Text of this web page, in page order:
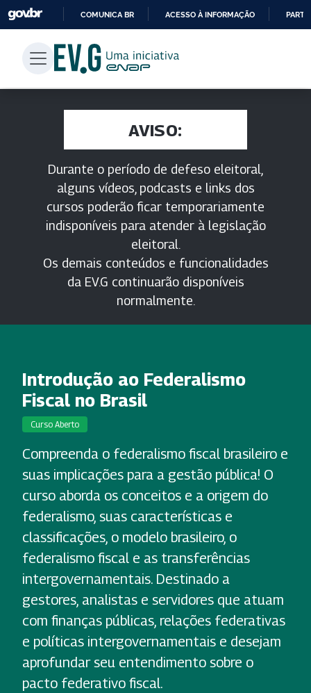
PARA
CONTEÚDO
COMUNICA BR ACESSO À INFORMAÇÃO
AVISO:
Durante o período de defeso eleitoral,
alguns vídeos, podcasts e links dos
cursos poderão ficar temporariamente
indisponíveis para atender à legislação
eleitoral.
Os demais conteúdos e funcionalidades
da EV.G continuarão disponíveis
normalmente.
Introdução ao Federalismo
Fiscal no Brasil
Curso Aberto
Compreenda o federalismo fiscal brasileiro e
suas implicações para a gestão pública! O
curso aborda os conceitos e a origem do
federalismo, suas características e
classificações, o modelo brasileiro, o
federalismo fiscal e as transferências
intergovernamentais. Destinado a
gestores, analistas e servidores que atuam
com finanças públicas, relações federativas
e políticas intergovernamentais e desejam
aprofundar seu entendimento sobre o
pacto federativo fiscal.